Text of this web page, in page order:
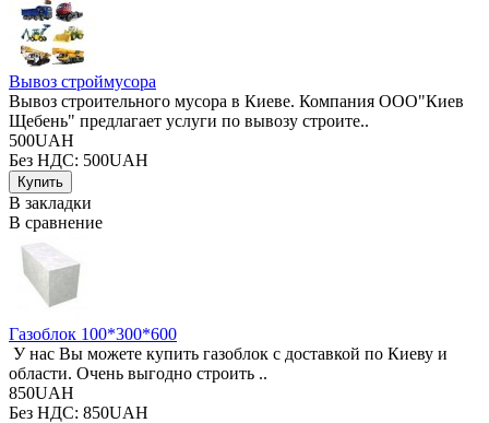
Вывоз строймусора
Вывоз строительного мусора в Киеве. Компания ООО"Киев
Щебень" предлагает услуги по вывозу строите..
500UAH
Без НДС: 500UAH
В закладки
В сравнение
Газоблок 100*300*600
У нас Вы можете купить газоблок с доставкой по Киеву и
области. Очень выгодно строить ..
850UAH
Без НДС: 850UAH